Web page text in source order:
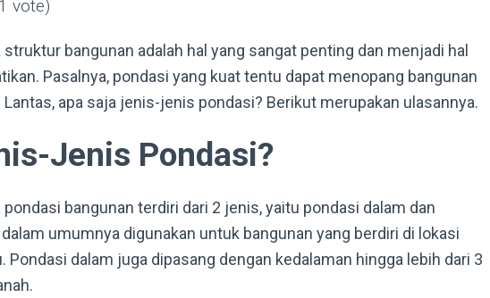
vote)
bangunan adalah hal yang sangat penting dan menjadi hal
Pasalnya, pondasi yang kuat tentu dapat menopang bangunan
apa saja jenis-jenis pondasi? Berikut merupakan ulasannya.
Jenis Pondasi?
bangunan terdiri dari 2 jenis, yaitu pondasi dalam dan
umumnya digunakan untuk bangunan yang berdiri di lokasi
Pondasi dalam juga dipasang dengan kedalaman hingga lebih dari 3